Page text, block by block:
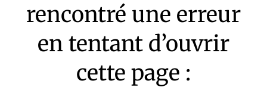
rencontré une erreur
en tentant d’ouvrir
cette page :